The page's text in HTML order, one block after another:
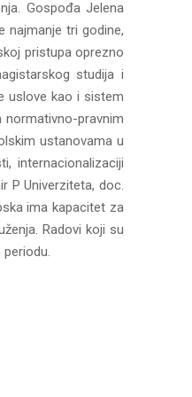
Gospođa Jelena
najmanje tri godine,
pristupa oprezno
studija i
uslove kao i sistem
normativno-pravnim
ustanovama u
internacionalizaciji
P Univerziteta, doc.
ima kapacitet za
Radovi koji su